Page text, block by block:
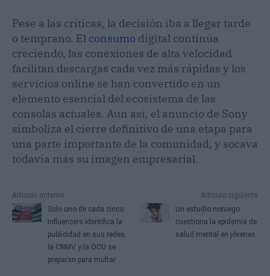
Pese a las críticas, la decisión iba a llegar tarde
o temprano. El consumo digital continúa
creciendo, las conexiones de alta velocidad
facilitan descargas cada vez más rápidas y los
servicios online se han convertido en un
elemento esencial del ecosistema de las
consolas actuales. Aun así, el anuncio de Sony
simboliza el cierre definitivo de una etapa para
una parte importante de la comunidad, y socava
todavía más su imagen empresarial.
Artículo anterior
Solo uno de cada cinco
influencers identifica la
publicidad en sus redes:
la CNMV y la OCU se
preparan para multar
Artículo siguiente
Un estudio noruego
cuestiona la epidemia de
salud mental en jóvenes